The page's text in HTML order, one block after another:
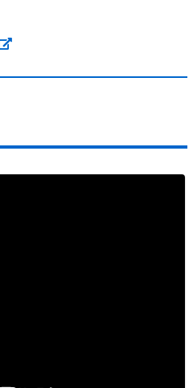
Instagram